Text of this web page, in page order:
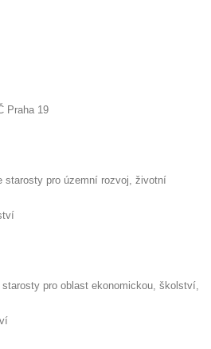
Praha 19
starosty pro územní rozvoj, životní
pro oblast ekonomickou, školství,